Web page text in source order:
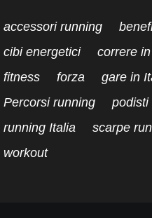
accessori running
cibi energetici
correre
fitness
forza gare in
Percorsi running
podisti
running Italia
scarpe
workout